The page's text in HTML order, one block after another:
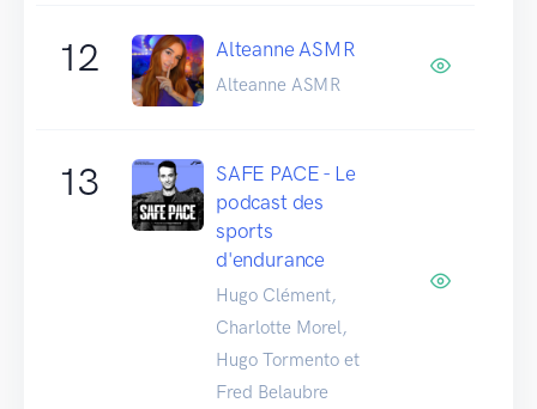
12 Alteanne ASMR
Alteanne ASMR
13
SAFE PACE - Le
podcast des
sports
d'endurance
Hugo Clément,
Charlotte Morel,
Hugo Tormento et
Fred Belaubre